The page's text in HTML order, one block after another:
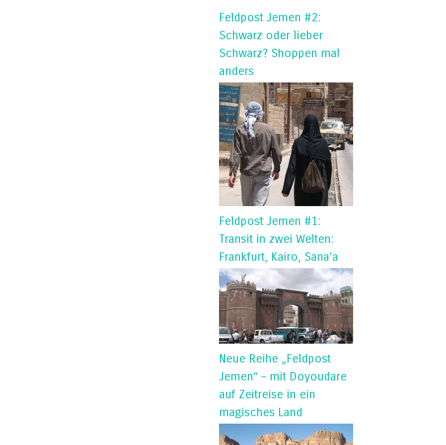
Feldpost Jemen #2:
Schwarz oder lieber
Schwarz? Shoppen mal
anders
Feldpost Jemen #1:
Transit in zwei Welten:
Frankfurt, Kairo, Sana’a
Neue Reihe „Feldpost
Jemen“ – mit Doyoudare
auf Zeitreise in ein
magisches Land